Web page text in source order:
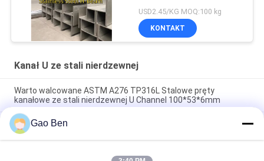
USD2.45/KG MOQ:100 kg
KONTAKT
Kanał U ze stali nierdzewnej
Warto walcowane ASTM A276 TP316L Stalowe pręty
kanałowe ze stali nierdzewnej U Channel 100*53*6mm
Pręt kanałowy ze stali nierdzewnej walcowany na gorąco
ASTM A276 10# 100mm x 50mm x 5mm grubości Profil C
SS316L
Gao Ben